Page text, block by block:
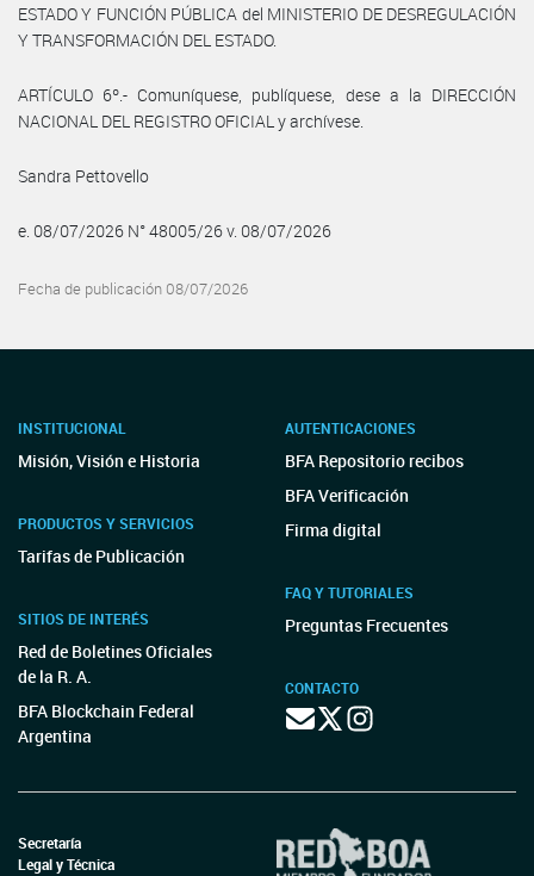
ESTADO Y FUNCIÓN PÚBLICA del MINISTERIO DE DESREGULACIÓN
Y TRANSFORMACIÓN DEL ESTADO.
ARTÍCULO 6º.- Comuníquese, publíquese, dese a la DIRECCIÓN
NACIONAL DEL REGISTRO OFICIAL y archívese.
Sandra Pettovello
e. 08/07/2026 N° 48005/26 v. 08/07/2026
Fecha de publicación 08/07/2026
INSTITUCIONAL
Misión, Visión e Historia
PRODUCTOS Y SERVICIOS
Tarifas de Publicación
SITIOS DE INTERÉS
Red de Boletines Oficiales
de la R. A.
BFA Blockchain Federal
Argentina
AUTENTICACIONES
BFA Repositorio recibos
BFA Verificación
Firma digital
FAQ Y TUTORIALES
Preguntas Frecuentes
CONTACTO
Secretaría
Legal y Técnica